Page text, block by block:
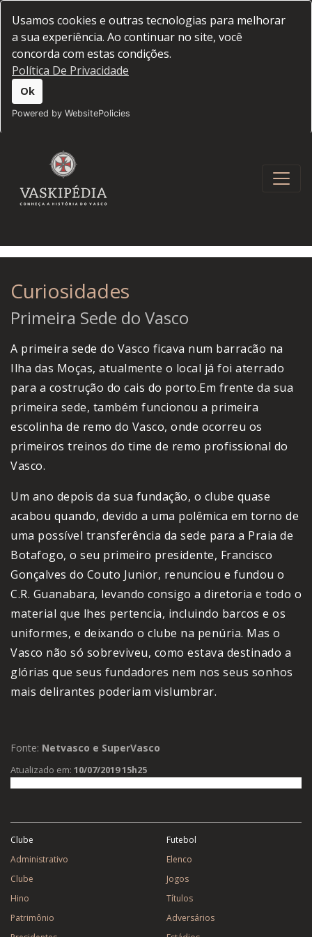
Usamos cookies e outras tecnologias para melhorar
a sua experiência. Ao continuar no site, você
concorda com estas condições.
Política De Privacidade
Ok
Powered by WebsitePolicies
Curiosidades
Primeira Sede do Vasco
A primeira sede do Vasco ficava num barracão na
Ilha das Moças, atualmente o local já foi aterrado
para a costrução do cais do porto.Em frente da sua
primeira sede, também funcionou a primeira
escolinha de remo do Vasco, onde ocorreu os
primeiros treinos do time de remo profissional do
Vasco.
Um ano depois da sua fundação, o clube quase
acabou quando, devido a uma polêmica em torno de
uma possível transferência da sede para a Praia de
Botafogo, o seu primeiro presidente, Francisco
Gonçalves do Couto Junior, renunciou e fundou o
C.R. Guanabara, levando consigo a diretoria e todo o
material que lhes pertencia, incluindo barcos e os
uniformes, e deixando o clube na penúria. Mas o
Vasco não só sobreviveu, como estava destinado a
glórias que seus fundadores nem nos seus sonhos
mais delirantes poderiam vislumbrar.
Fonte: Netvasco e SuperVasco
Atualizado em: 10/07/2019 15h25
Clube
Administrativo
Clube
Hino
Patrimônio
Futebol
Elenco
Jogos
Títulos
Adversários